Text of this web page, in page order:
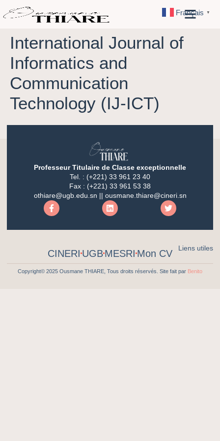
International Journal of
Informatics and
Communication
Technology (IJ-ICT)
Professeur Titulaire de Classe exceptionnelle
Tel. : (+221) 33 961 23 40
Fax : (+221) 33 961 53 38
othiare@ugb.edu.sn || ousmane.thiare@cineri.sn
Liens utiles
CINERI UGBMESRI Mon CV
Copyright© 2025 Ousmane THIARE, Tous droits réservés. Site fait par Benito
Français ▼